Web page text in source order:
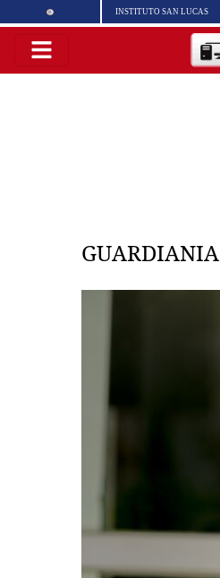
INSTITUTO SAN LUCAS
GUARDIANIA